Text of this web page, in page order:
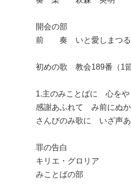
開会の部
前 奏 いと愛しまつるイ
初めの歌 教会189番（1
1.主のみことばに 心をや
感謝あふれて み前にぬか
さんびのみ歌に いざ声あ
罪の告白
キリエ・グロリア
みことばの部